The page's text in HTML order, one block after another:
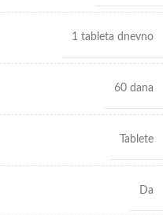
1 tableta dnevno
60 dana
Tablete
Da